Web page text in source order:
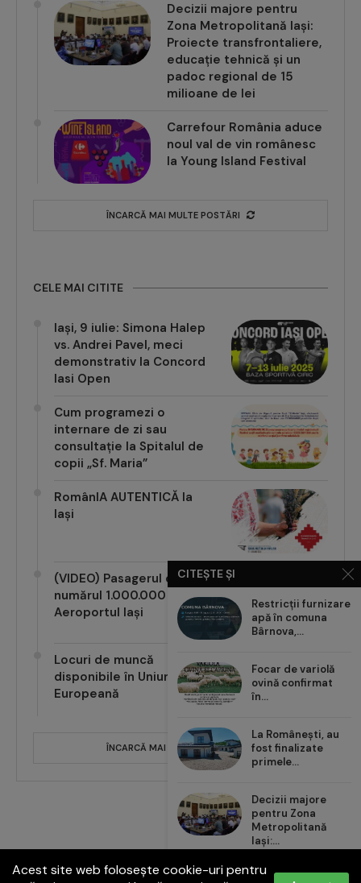
Decizii majore pentru
Zona Metropolitană Iași:
Proiecte transfrontaliere,
educație tehnică și un
padoc regional de 15
milioane de lei
Carrefour România aduce
noul val de vin românesc
la Young Island Festival
ÎNCARCĂ MAI MULTE POSTĂRI
CELE MAI CITITE
Iași, 9 iulie: Simona Halep
vs. Andrei Pavel, meci
demonstrativ la Concord
Iasi Open
Cum programezi o
internare de zi sau
consultație la Spitalul de
copii „Sf. Maria”
RomânIA AUTENTICĂ la
Iași
(VIDEO) Pasagerul cu
numărul 1.000.000 pe
Aeroportul Iași
Locuri de muncă
disponibile în Uniunea
Europeană
ÎNCARCĂ MAI MULTE POSTĂRI
Acest site web folosește cookie-uri pentru
CITEȘTE ȘI
Restricții furnizare
apă în comuna
Bârnova,...
Focar de variolă
ovină confirmat
în...
La Românești, au
fost finalizate
primele...
Decizii majore
pentru Zona
Metropolitană
Iași:...
Carrefour România